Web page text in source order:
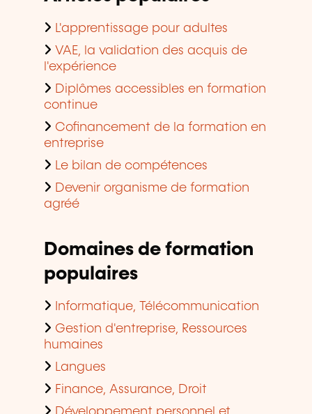
L'apprentissage pour adultes
VAE, la validation des acquis de
l'expérience
Diplômes accessibles en formation
continue
Cofinancement de la formation en
entreprise
Le bilan de compétences
Devenir organisme de formation
agréé
Domaines de formation
populaires
Informatique, Télécommunication
Gestion d'entreprise, Ressources
humaines
Langues
Finance, Assurance, Droit